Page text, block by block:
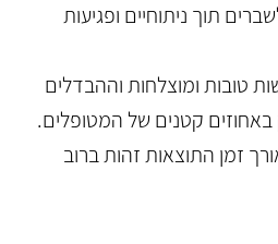
תוך ניתוחיים ופגיעות
טובות ומוצלחות וההבדלים
באחוזים קטנים של המטופלים.
זמן התוצאות זהות ברוב